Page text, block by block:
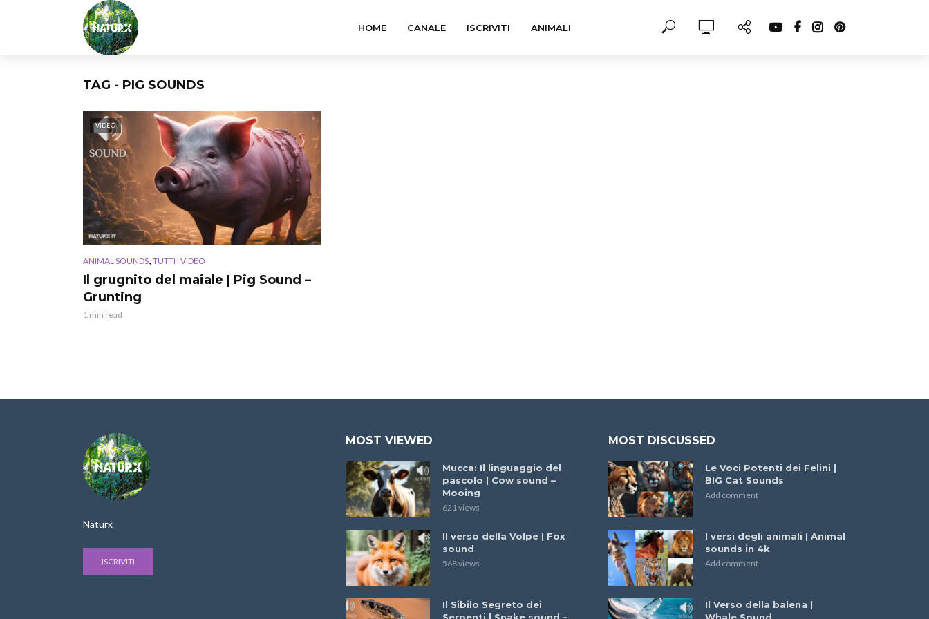
HOME CANALE ISCRIVITI ANIMALI
TAG - PIG SOUNDS
VIDEO
ANIMAL SOUNDS, TUTTI I VIDEO
Il grugnito del maiale | Pig Sound –
Grunting
1 min read
Naturx
ISCRIVITI
MOST VIEWED
Mucca: Il linguaggio del
pascolo | Cow sound –
Mooing
621 views
Il verso della Volpe | Fox
sound
568 views
Il Sibilo Segreto dei
MOST DISCUSSED
Le Voci Potenti dei Felini |
BIG Cat Sounds
Add comment
I versi degli animali | Animal
sounds in 4k
Add comment
Il Verso della balena |